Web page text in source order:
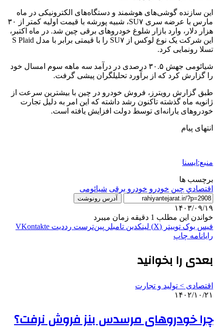
این سازنده گوشی‌های هوشمند و دستگاه‌های الکترونیکی در ماه
مارس با عرضه سری SU۷، شبیه پورشه با قیمت اولیه کمتر از ۳۰
هزار دلار، وارد بازار شلوغ خودروهای برقی چین شد. در ماه اکتبر،
این شرکت یک نوع لوکس از SU۷ را با قیمتی برابر با مدل S Plaid
تسلا رونمایی کرد.
شیائومی جهش ۳۰.۵ درصدی در درآمد سه ماهه سوم امسال خود
را گزارش کرد که از برآورد تحلیلگران پیشی گرفت.
طبق گزارش رویترز، فروش خودرو در چین با بیشترین سرعت از
ژانویه ماه گذشته تاکنون رشد داشته که این امر به دلیل تجارت
خودروهای یارانه‌ای توسط دولت افزایش یافته است.
انتهای پیام
منبع:ایسنا
برچسب ها
اقتصادي چین خودرو خودرو برقی شیائومی
آدرس رونوشت
۱۴۰۳/۰۹/۱۹
خواندن این مطلب 1 دقیقه زمان میبرد
فیس بوک توییتر (X) لینکدین ‫تامبلر ‫پین‌ترست ‫رددیت ‫VKontakte
رایانامه چاپ
بعدی را بخوانید
اقتصادی > تولید و تجارت
۱۴۰۲/۱۰/۲۱
چرا خودروهای مرسدس بنز فروش نرفت؟